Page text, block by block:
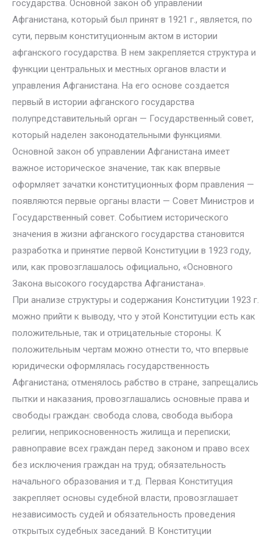
государства. Основной закон об управлении
Афганистана, который был принят в 1921 г., является, по
сути, первым конституционным актом в истории
афганского государства. В нем закрепляется структура и
функции центральных и местных органов власти и
управления Афганистана. На его основе создается
первый в истории афганского государства
полупредставительный орган — Государственный совет,
который наделен законодательными функциями.
Основной закон об управлении Афганистана имеет
важное историческое значение, так как впервые
оформляет зачатки конституционных форм правления —
появляются первые органы власти — Совет Министров и
Государственный совет. Событием исторического
значения в жизни афганского государства становится
разработка и принятие первой Конституции в 1923 году,
или, как провозглашалось официально, «Основного
Закона высокого государства Афганистана».
При анализе структуры и содержания Конституции 1923 г.
можно прийти к выводу, что у этой Конституции есть как
положительные, так и отрицательные стороны. К
положительным чертам можно отнести то, что впервые
юридически оформлялась государственность
Афганистана; отменялось рабство в стране, запрещались
пытки и наказания, провозглашались основные права и
свободы граждан: свобода слова, свобода выбора
религии, неприкосновенность жилища и переписки;
равноправие всех граждан перед законом и право всех
без исключения граждан на труд; обязательность
начального образования и т.д. Первая Конституция
закрепляет основы судебной власти, провозглашает
независимость судей и обязательность проведения
открытых судебных заседаний. В Конституции